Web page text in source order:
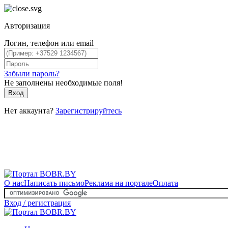
Авторизация
Логин, телефон или email
Забыли пароль?
Не заполнены необходимые поля!
Вход
Нет аккаунта? Зарегистрируйтесь
О насНаписать письмоРеклама на порталеОплата
Вход / регистрация